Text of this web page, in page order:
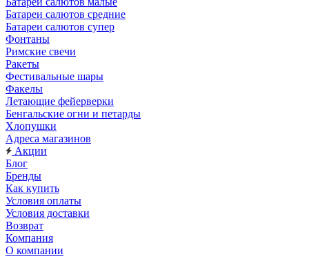
Батареи салютов средние
Батареи салютов супер
Фонтаны
Римские свечи
Ракеты
Фестивальные шары
Факелы
Летающие фейерверки
Бенгальские огни и петарды
Хлопушки
Адреса магазинов
Акции
Блог
Бренды
Как купить
Условия оплаты
Условия доставки
Возврат
Компания
О компании